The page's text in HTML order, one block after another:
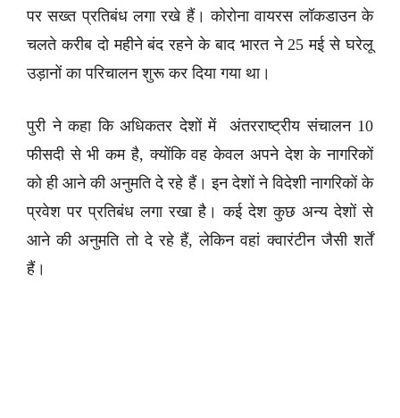
पर सख्त प्रतिबंध लगा रखे हैं। कोरोना वायरस लॉकडाउन के
चलते करीब दो महीने बंद रहने के बाद भारत ने 25 मई से घरेलू
उड़ानों का परिचालन शुरू कर दिया गया था।
पुरी ने कहा कि अधिकतर देशों में अंतरराष्ट्रीय संचालन 10
फीसदी से भी कम है, क्योंकि वह केवल अपने देश के नागरिकों
को ही आने की अनुमति दे रहे हैं। इन देशों ने विदेशी नागरिकों के
प्रवेश पर प्रतिबंध लगा रखा है। कई देश कुछ अन्य देशों से
आने की अनुमति तो दे रहे हैं, लेकिन वहां क्वारंटीन जैसी शर्तें
हैं।